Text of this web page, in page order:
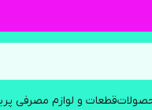
قطعات و لوازم مصرفی